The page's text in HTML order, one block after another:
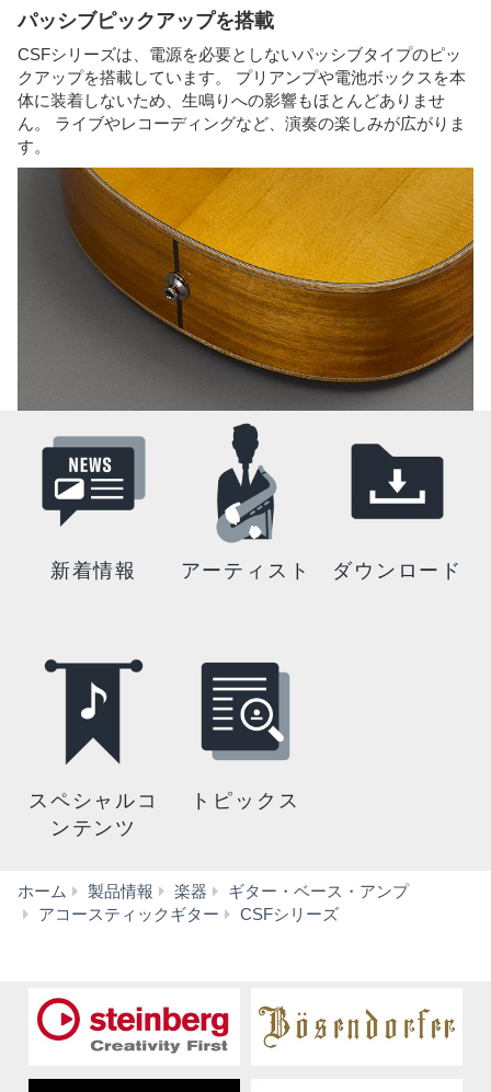
パッシブピックアップを搭載
CSFシリーズは、電源を必要としないパッシブタイプのピッ
クアップを搭載しています。 プリアンプや電池ボックスを本
体に装着しないため、生鳴りへの影響もほとんどありませ
ん。 ライブやレコーディングなど、演奏の楽しみが広がりま
す。
新着情報 アーティスト ダウンロード
スペシャルコ
ンテンツ
トピックス
ホーム 製品情報 楽器
ギター・ベース・アンプ
アコースティックギター
CSFシリーズ